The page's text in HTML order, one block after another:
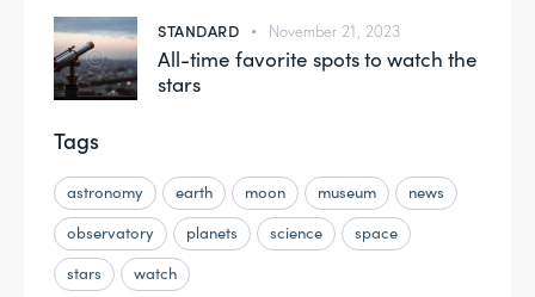
STANDARD November 21, 2023
All-time favorite spots to watch the
stars
Tags
astronomy earth moon museum
news
observatory
planets science
space
stars
watch